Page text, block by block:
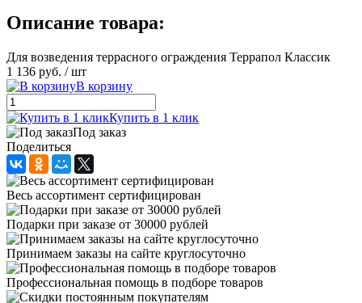
Описание товара:
Для возведения террасного ограждения Террапол Классик
1 136 руб. / шт
В корзину
Купить в 1 клик
Под заказ
Поделиться
Весь ассортимент сертифицирован
Подарки при заказе от 30000 рублей
Принимаем заказы на сайте круглосуточно
Профессиональная помощь в подборе товаров